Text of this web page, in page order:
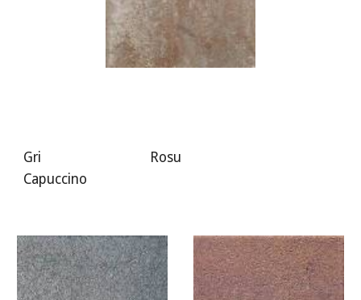
Gri Rosu
Capuccino